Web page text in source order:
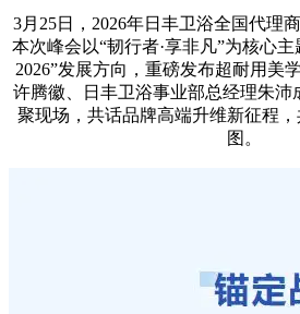
3月25日，2026年日丰卫浴全国代理
本次峰会以“韧行者·享非凡”为核心
2026”发展方向，重磅发布超耐用美
许腾徽、日丰卫浴事业部总经理朱沛
聚现场，共话品牌高端升维新征程
图。